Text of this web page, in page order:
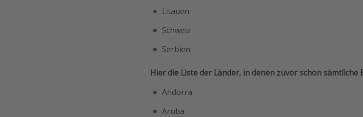
Litauen
Schweiz
Serbien
Hier die Liste der Länder, in denen zuvor schon
Andorra
Aruba